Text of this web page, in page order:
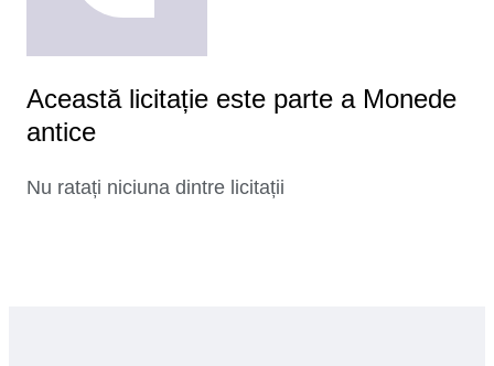
Această licitație este parte a Monede
antice
Nu ratați niciuna dintre licitații